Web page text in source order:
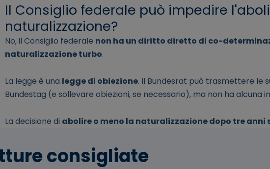
Il Consiglio federale può impedire
naturalizzazione?
No, il Consiglio federale non ha un diritto diretto di co-
naturalizzazione turbo.
La legge è una legge di obiezione. Il Bundesrat può trasmettere le
Bundestag (e sollevare obiezioni, se necessario), ma non ha alcuna
La decisione di abolire o meno la naturalizzazione dopo tre anni
consigliate